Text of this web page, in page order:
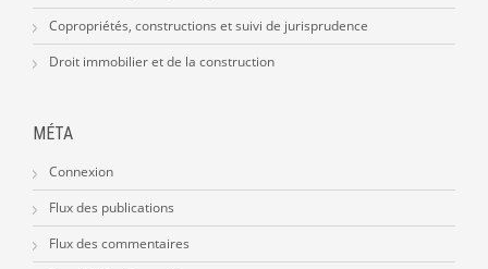
Copropriétés, constructions et suivi de jurisprudence
Droit immobilier et de la construction
MÉTA
Connexion
Flux des publications
Flux des commentaires